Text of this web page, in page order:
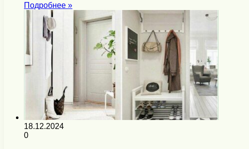
Подробнее »
18.12.2024
0